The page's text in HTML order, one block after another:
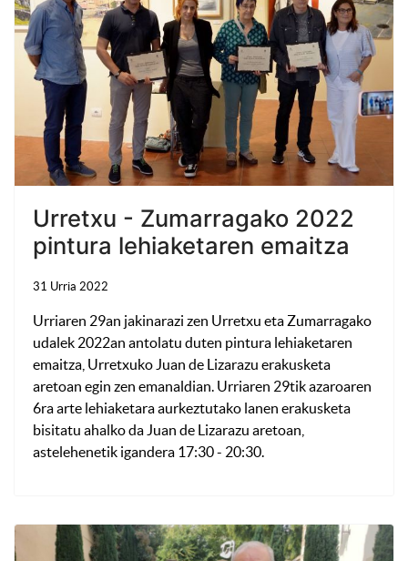
Urretxu - Zumarragako 2022
pintura lehiaketaren emaitza
31 Urria 2022
Urriaren 29an jakinarazi zen Urretxu eta Zumarragako
udalek 2022an antolatu duten pintura lehiaketaren
emaitza, Urretxuko Juan de Lizarazu erakusketa
aretoan egin zen emanaldian. Urriaren 29tik azaroaren
6ra arte lehiaketara aurkeztutako lanen erakusketa
bisitatu ahalko da Juan de Lizarazu aretoan,
astelehenetik igandera 17:30 - 20:30.